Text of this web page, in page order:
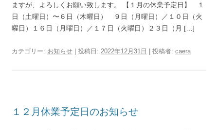
ますが、よろしくお願い致します。 【１月の休業予定日】 １
日（土曜日）〜６日（木曜日） ９日（月曜日）／１０日（火
曜日）１６日（月曜日）／１７日（火曜日）２３日（月 […]
カテゴリー: お知らせ | 投稿日: 2022年12月31日 投稿者: caera
１２月休業予定日のお知らせ